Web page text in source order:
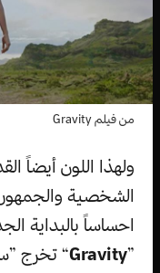
من فيلم Gravity
ولهذا اللون أيضاً
الشخصية
احساساً بالبداية
”
Gravity“ تخرج